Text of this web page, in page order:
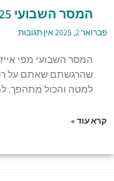
המסר השבועי 2.2.25
פברואר 2, 2025 אין תגובות
שהרגשתם שאתם על
למטה והכול מתהפך.
קרא עוד »